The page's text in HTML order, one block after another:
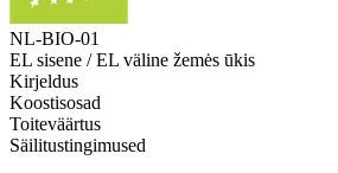
NL-BIO-01
EL sisene / EL väline žemės ūkis
Kirjeldus
Koostisosad
Toiteväärtus
Säilitustingimused